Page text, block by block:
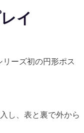
イ
ーズ初の円形ポス
し、表と裏で外から